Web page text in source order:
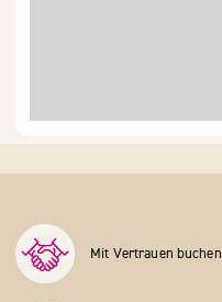
Mit Vertrauen buchen